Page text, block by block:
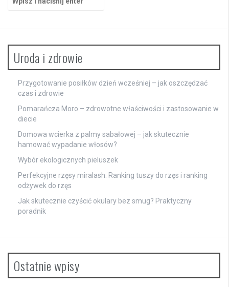
Uroda i zdrowie
Przygotowanie posiłków dzień wcześniej – jak oszczędzać
czas i zdrowie
Pomarańcza Moro – zdrowotne właściwości i zastosowanie w
diecie
Domowa wcierka z palmy sabałowej – jak skutecznie
hamować wypadanie włosów?
Wybór ekologicznych pieluszek
Perfekcyjne rzęsy miralash. Ranking tuszy do rzęs i ranking
odżywek do rzęs
Jak skutecznie czyścić okulary bez smug? Praktyczny
poradnik
Ostatnie wpisy